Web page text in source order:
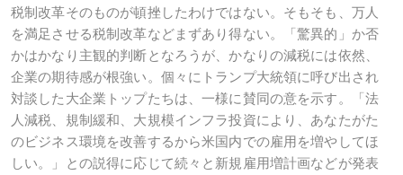
税制改革そのものが頓挫したわけではない。そもそも、万人
を満足させる税制改革などまずあり得ない。「驚異的」か否
かはかなり主観的判断となろうが、かなりの減税には依然、
企業の期待感が根強い。個々にトランプ大統領に呼び出され
対談した大企業トップたちは、一様に賛同の意を示す。「法
人減税、規制緩和、大規模インフラ投資により、あなたがた
のビジネス環境を改善するから米国内での雇用を増やしてほ
しい。」との説得に応じて続々と新規雇用増計画などが発表